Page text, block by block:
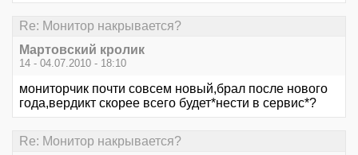
Re: Монитор накрывается?
Мартовский кролик
14 - 04.07.2010 - 18:10
мониторчик почти совсем новый,брал после нового
года,вердикт скорее всего будет*нести в сервис*?
Re: Монитор накрывается?